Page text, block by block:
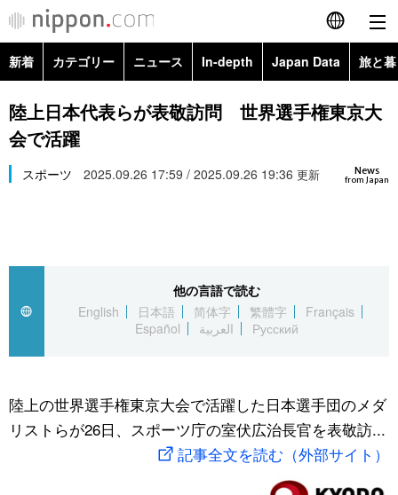
English
简体字
Русский
カテゴリー
経済・ビジネス
国際
文化
トップ
アーカイブ
In-depth
Japan Data
動画/Live
新着 カテゴリー ニュース In-depth Japan Data 旅と
政治・外交
経済・ビジネス
スポーツ・東京2020
Topics
陸上日本代表らが表敬訪問 世界選手権東京大
会で活躍
News
from Japan
スポーツ 2025.09.26 17:59 / 2025.09.26 19:36 更新
他の言語で読む
English
日本語 简体字 繁體字
Français
Español
العربية Русский
陸上の世界選手権東京大会で活躍した日本選手団のメダ
リストらが26日、スポーツ庁の室伏広治長官を表敬訪...
記事全文を読む（外部サイト）